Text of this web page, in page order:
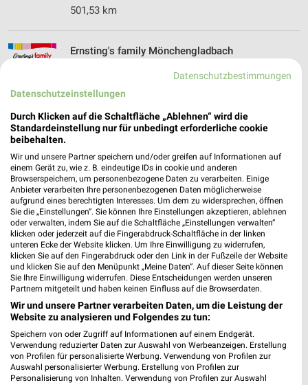
501,53 km
Ernsting's family Mönchengladbach
41061 Mönchengladbach
Heute 09:00 - 20:00 Uhr |
500,54 km
Tchibo Filiale mit Kaffee Bar Moenchengladbach
Hindenburgstrasse 102
41061 Moenchengladbach
Heute 09:00 - 19:00 Uhr | Geschlossen
500,30 km • Angebote: 5 Prospekte
Ernsting's family Mönchengladbach-Rheydt
41236 Mönchengladbach-Rheydt
Heute 08:00 - 20:00 Uhr | Geschlossen
501,53 km
Datenschutzbestimmungen
Datenschutzeinstellungen
Durch Klicken auf die Schaltfläche „Ablehnen“ wird die
Standardeinstellung nur für unbedingt erforderliche cookie
beibehalten.
Wir und unsere Partner speichern und/oder greifen auf Informationen auf
einem Gerät zu, wie z. B. eindeutige IDs in cookie und anderen
Browserspeichern, um personenbezogene Daten zu verarbeiten. Einige
Anbieter verarbeiten Ihre personenbezogenen Daten möglicherweise
aufgrund eines berechtigten Interesses. Um dem zu widersprechen, öffnen
Sie die „Einstellungen“. Sie können Ihre Einstellungen akzeptieren, ablehnen
oder verwalten, indem Sie auf die Schaltfläche „Einstellungen verwalten“
klicken oder jederzeit auf die Fingerabdruck-Schaltfläche in der linken
unteren Ecke der Website klicken. Um Ihre Einwilligung zu widerrufen,
klicken Sie auf den Fingerabdruck oder den Link in der Fußzeile der Website
und klicken Sie auf den Menüpunkt „Meine Daten“. Auf dieser Seite können
Sie Ihre Einwilligung widerrufen. Diese Entscheidungen werden unseren
Partnern mitgeteilt und haben keinen Einfluss auf die Browserdaten.
Wir und unsere Partner verarbeiten Daten, um die Leistung der
Website zu analysieren und Folgendes zu tun:
Speichern von oder Zugriff auf Informationen auf einem Endgerät.
Verwendung reduzierter Daten zur Auswahl von Werbeanzeigen. Erstellung
von Profilen für personalisierte Werbung. Verwendung von Profilen zur
Auswahl personalisierter Werbung. Erstellung von Profilen zur
Personalisierung von Inhalten. Verwendung von Profilen zur Auswahl